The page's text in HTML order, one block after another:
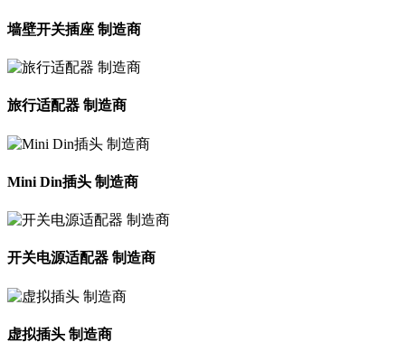
墙壁开关插座 制造商
旅行适配器 制造商
Mini Din插头 制造商
开关电源适配器 制造商
虚拟插头 制造商